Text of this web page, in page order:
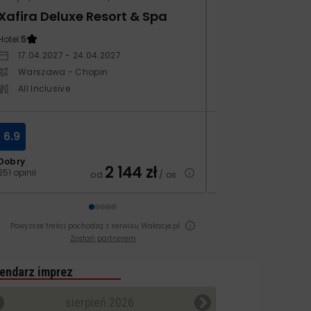
Deluxe Resort & Spa
5
17.04.2027 - 24.04.2027
Warszawa - Chopin
All Inclusive
opinii
6.9
od 2 144 zł/ os.
Powyższe treści pochodzą z serwisu Wakacje.pl
Zostań partnerem
imprez